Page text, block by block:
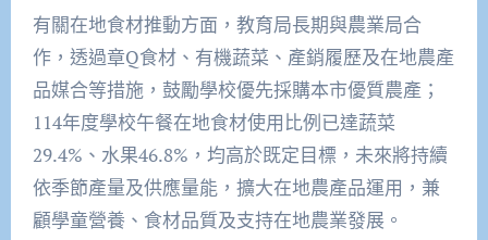
有關在地食材推動方面，教育局長期與農業局合
作，透過章Q食材、有機蔬菜、產銷履歷及在地農產
品媒合等措施，鼓勵學校優先採購本市優質農產；
114年度學校午餐在地食材使用比例已達蔬菜
29.4%、水果46.8%，均高於既定目標，未來將持續
依季節產量及供應量能，擴大在地農產品運用，兼
顧學童營養、食材品質及支持在地農業發展。